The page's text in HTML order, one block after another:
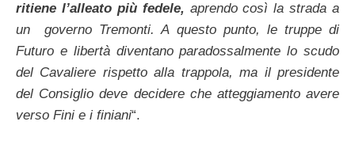
ritiene l’alleato più fedele, aprendo così la strada a
un governo Tremonti. A questo punto, le truppe di
Futuro e libertà diventano paradossalmente lo scudo
del Cavaliere rispetto alla trappola, ma il presidente
del Consiglio deve decidere che atteggiamento avere
verso Fini e i finiani“.